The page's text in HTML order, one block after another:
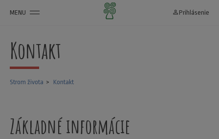
MENU person_outline Prihlásenie
Kontakt
Strom života Kontakt
Základné informácie